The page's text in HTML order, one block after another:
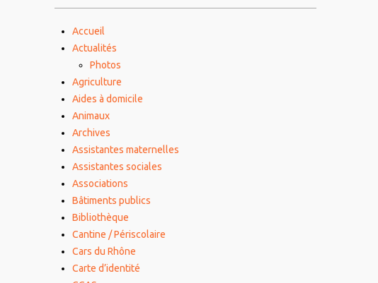
Accueil
Actualités
Photos
Agriculture
Aides à domicile
Animaux
Archives
Assistantes maternelles
Assistantes sociales
Associations
Bâtiments publics
Bibliothèque
Cantine / Périscolaire
Cars du Rhône
Carte d’identité